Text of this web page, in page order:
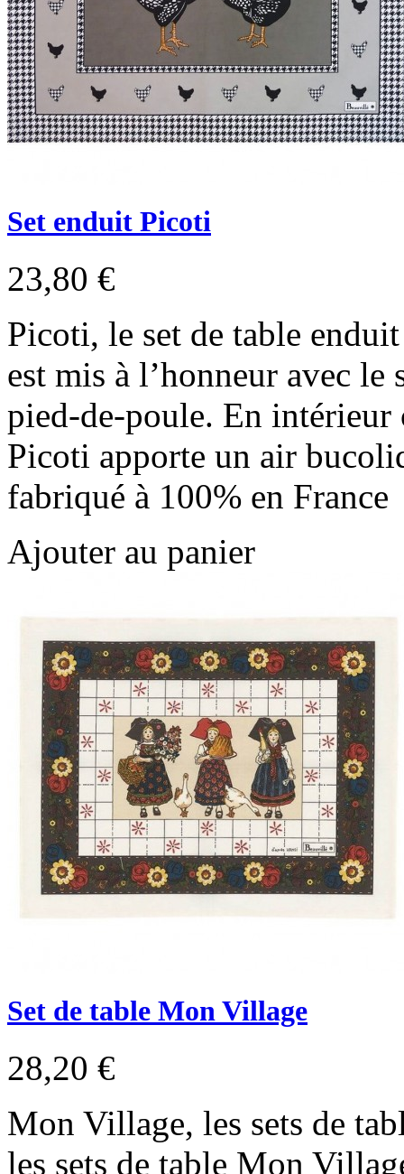
Set enduit Picoti
23,80 €
Picoti, le set de table
est mis à l’honneur avec
pied-de-poule. En intérieur
Picoti apporte un air
fabriqué à 100% en France
Ajouter au panier
Set de table Mon Village
28,20 €
Mon Village, les sets de
les sets de table Mon